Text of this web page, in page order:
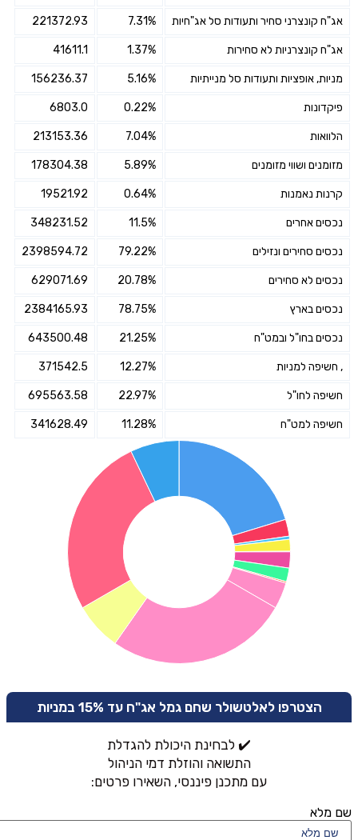
אג"ח קונצרני סחיר ותעודות סל אג"חיות 7.31%
221372.93
אג"ח קונצרניות לא סחירות 1.37%
41611.1
מניות, אופציות ותעודות סל מנייתיות 5.16%
156236.37
פיקדונות 0.22%
6803.0
הלוואות 7.04%
213153.36
מזומנים ושווי מזומנים 5.89%
178304.38
קרנות נאמנות 0.64%
19521.92
נכסים אחרים 11.5%
348231.52
נכסים סחירים ונזילים 79.22%
2398594.72
נכסים לא סחירים 20.78%
629071.69
נכסים בארץ 78.75%
2384165.93
נכסים בחו"ל ובמט"ח 21.25%
643500.48
, חשיפה למניות 12.27%
371542.5
חשיפה לחו"ל 22.97%
695563.58
חשיפה למט"ח 11.28%
341628.49
הצטרפו לאלטשולר שחם גמל אג"ח עד 15% במניות
✔️ לבחינת היכולת להגדלת
התשואה והוזלת דמי הניהול
עם מתכנן פיננסי, השאירו פרטים:
שם מלא